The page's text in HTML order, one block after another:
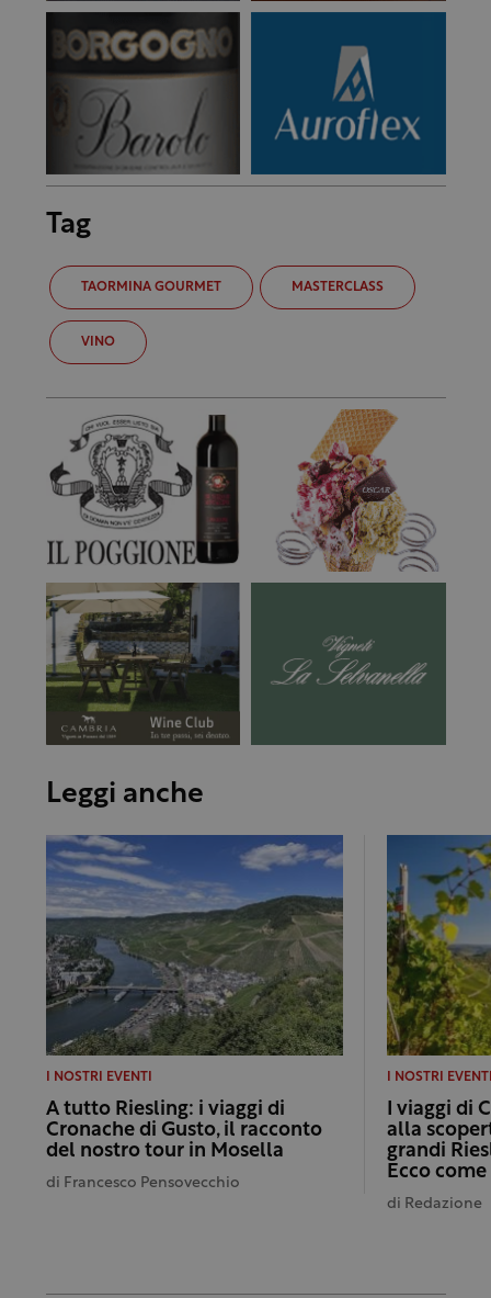
Tag
TAORMINA GOURMET MASTERCLASS
VINO
Leggi anche
I NOSTRI EVENTI
A tutto Riesling: i viaggi di
Cronache di Gusto, il racconto
del nostro tour in Mosella
di Francesco Pensovecchio
I NOSTRI
I viaggi di
alla
grandi
Ecco
di Redazione